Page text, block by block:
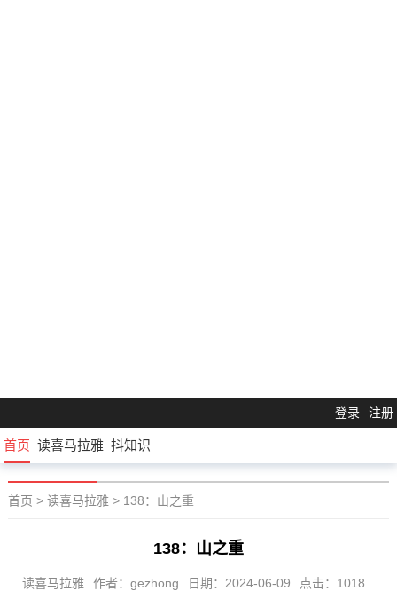
登录 注册
首页 读喜马拉雅 抖知识
首页 > 读喜马拉雅> 138：山之重
138：山之重
读喜马拉雅 作者：gezhong 日期：2024-06-09 点击：1018